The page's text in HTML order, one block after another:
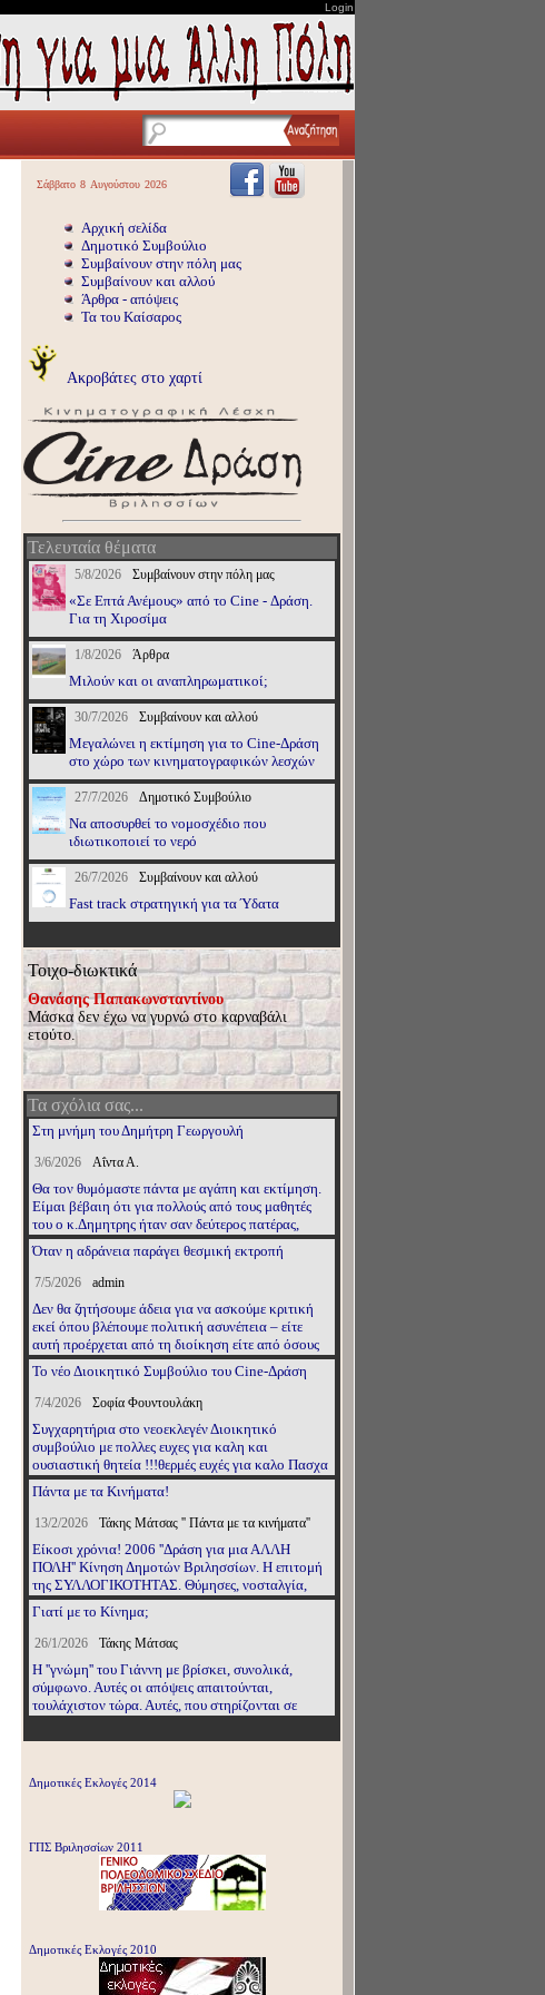
Login
Σάββατο 8 Αυγούστου 2026
Αρχική σελίδα
Δημοτικό Συμβούλιο
Συμβαίνουν στην πόλη μας
Συμβαίνουν και αλλού
Άρθρα - απόψεις
Τα του Καίσαρος
Ακροβάτες στο χαρτί
Τελευταία θέματα
5/8/2026 Συμβαίνουν στην πόλη μας
«Σε Επτά Ανέμους» από το Cine - Δράση.
Για τη Χιροσίμα
1/8/2026 Άρθρα
Μιλούν και οι αναπληρωματικοί;
30/7/2026 Συμβαίνουν και αλλού
Μεγαλώνει η εκτίμηση για το Cine-Δράση
στο χώρο των κινηματογραφικών λεσχών
27/7/2026 Δημοτικό Συμβούλιο
Να αποσυρθεί το νομοσχέδιο που
ιδιωτικοποιεί το νερό
26/7/2026 Συμβαίνουν και αλλού
Fast track στρατηγική για τα Ύδατα
Τοιχο-διωκτικά
Θανάσης Παπακωνσταντίνου
Μάσκα δεν έχω να γυρνώ στο καρναβάλι
ετούτο.
Τα σχόλια σας...
Στη μνήμη του Δημήτρη Γεωργουλή
3/6/2026 Αΐντα Α.
Θα τον θυμόμαστε πάντα με αγάπη και εκτίμηση.
Είμαι βέβαιη ότι για πολλούς από τους μαθητές
του ο κ.Δημητρης ήταν σαν δεύτερος πατέρας,
μέντορας και φίλος. Κάθε φορά που
επισκεπτόμουν το σπίτι της οικογένειας του
κ.Δημήτρη, έφευγα με την αίσθηση ότι είχα βρεθεί
ευγνώμων στον κύριο Δημήτρη και στη σύζυγό του
για τη ζεστή και γεμάτη φροντίδα στάση τους
απέναντί μου. Πρόκειται για μια υπέροχη
οικογένεια. Ευχαριστώ τη μοίρα που μου έδωσε
την ευκαιρία να γνωρίσω έναν τόσο καλό, έντιμο
και σοφό άνθρωπο όπως ο κύριος Δημήτρης.
Вечная память.
Όταν η αδράνεια παράγει θεσμική εκτροπή
7/5/2026 admin
Δεν θα ζητήσουμε άδεια για να ασκούμε κριτική
εκεί όπου βλέπουμε πολιτική ασυνέπεια – είτε
αυτή προέρχεται από τη διοίκηση είτε από όσους
δηλώνουν αντιπολίτευση αλλά δεν αντέχουν τον
καθρέφτη.
Το νέο Διοικητικό Συμβούλιο του Cine-Δράση
7/4/2026 Σοφία Φουντουλάκη
Συγχαρητήρια στο νεοεκλεγέν Διοικητικό
συμβούλιο με πολλες ευχες για καλη και
ουσιαστική θητεία !!!θερμές ευχές για καλο Πασχα
και καλή Ανάσταση σε όλους!!!
Πάντα με τα Κινήματα!
13/2/2026 Τάκης Μάτσας '' Πάντα με τα κινήματα''
Είκοσι χρόνια! 2006 ''Δράση για μια ΑΛΛΗ
ΠΟΛΗ'' Κίνηση Δημοτών Βριλησσίων. Η επιτομή
της ΣΥΛΛΟΓΙΚΟΤΗΤΑΣ. Θύμησες, νοσταλγία,
συγκίνηση... ΡΗΓΑΣ, ΣΑΜΗΣ, ΝΙΚΟΣ, μ' ένα
κόμπο στο λαιμό...
Γιατί με το Κίνημα;
26/1/2026 Τάκης Μάτσας
Η ''γνώμη'' του Γιάννη με βρίσκει, συνολικά,
σύμφωνο. Αυτές οι απόψεις απαιτούνται,
τουλάχιστον τώρα. Αυτές, που στηρίζονται σε
κριτήρια και συμβάλλουν στην προώθηση των
Δημοτικές Εκλογές 2014
ΓΠΣ Βριλησσίων 2011
Δημοτικές Εκλογές 2010